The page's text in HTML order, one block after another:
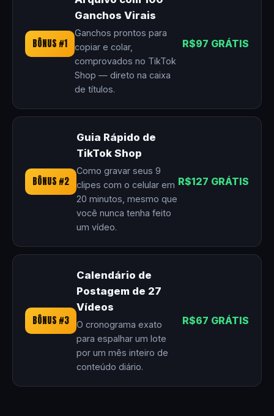
BÔNUS #1
Ganchos Virais
Ganchos prontos para
copiar e colar,
comprovados no TikTok
Shop — direto na caixa
de títulos.
R$97 GRÁTIS
BÔNUS #2
Guia Rápido de
TikTok Shop
Como gravar seus 9
clipes com o celular em
20 minutos, mesmo que
você nunca tenha feito
um vídeo.
R$127 GRÁTIS
BÔNUS #3
Calendário de
Postagem de 27
Vídeos
O cronograma exato
para espalhar um lote
por um mês inteiro de
conteúdo diário.
R$67 GRÁTIS